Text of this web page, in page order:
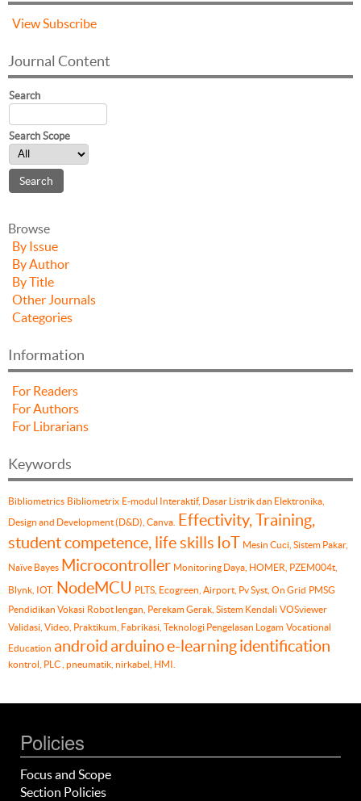
ViewSubscribe
Journal Content
Search
Search Scope
Browse
By Issue
By Author
By Title
Other Journals
Categories
Information
For Readers
For Authors
For Librarians
Keywords
Bibliometrics Bibliometrix E-modul Interaktif, Dasar Listrik dan Elektronika,
Design and Development (D&D), Canva.
Effectivity, Training,
student competence, life skills IoT Mesin Cuci, Sistem Pakar,
Naïve Bayes Microcontroller Monitoring Daya, HOMER, PZEM004t,
Blynk, IOT. NodeMCU PLTS, Ecogreen, Airport, Pv Syst, On Grid PMSG
Pendidikan Vokasi Robot lengan, Perekam Gerak, Sistem Kendali VOSviewer
Validasi, Video, Praktikum, Fabrikasi, Teknologi Pengelasan Logam Vocational
Education android arduinoe-learningidentification
kontrol, PLC , pneumatik, nirkabel, HMI.
Policies
Focus and Scope
Section Policies